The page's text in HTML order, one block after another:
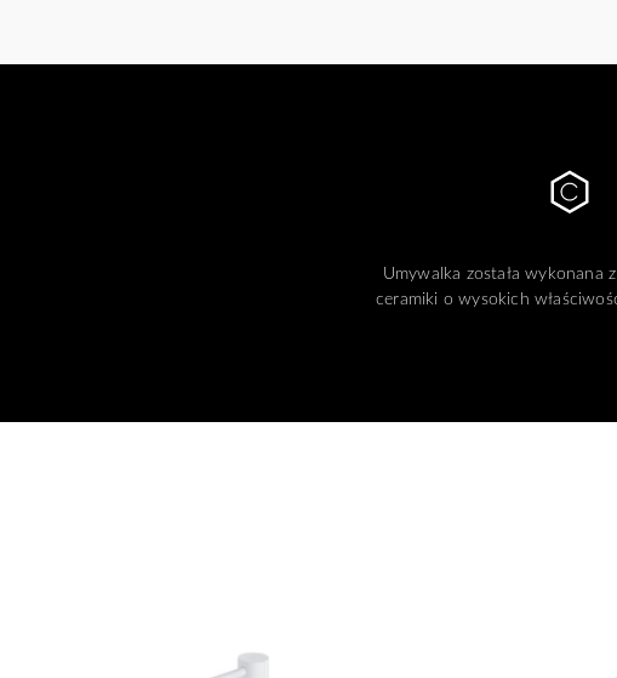
Umywalka została wykonana
ceramiki o wysokich